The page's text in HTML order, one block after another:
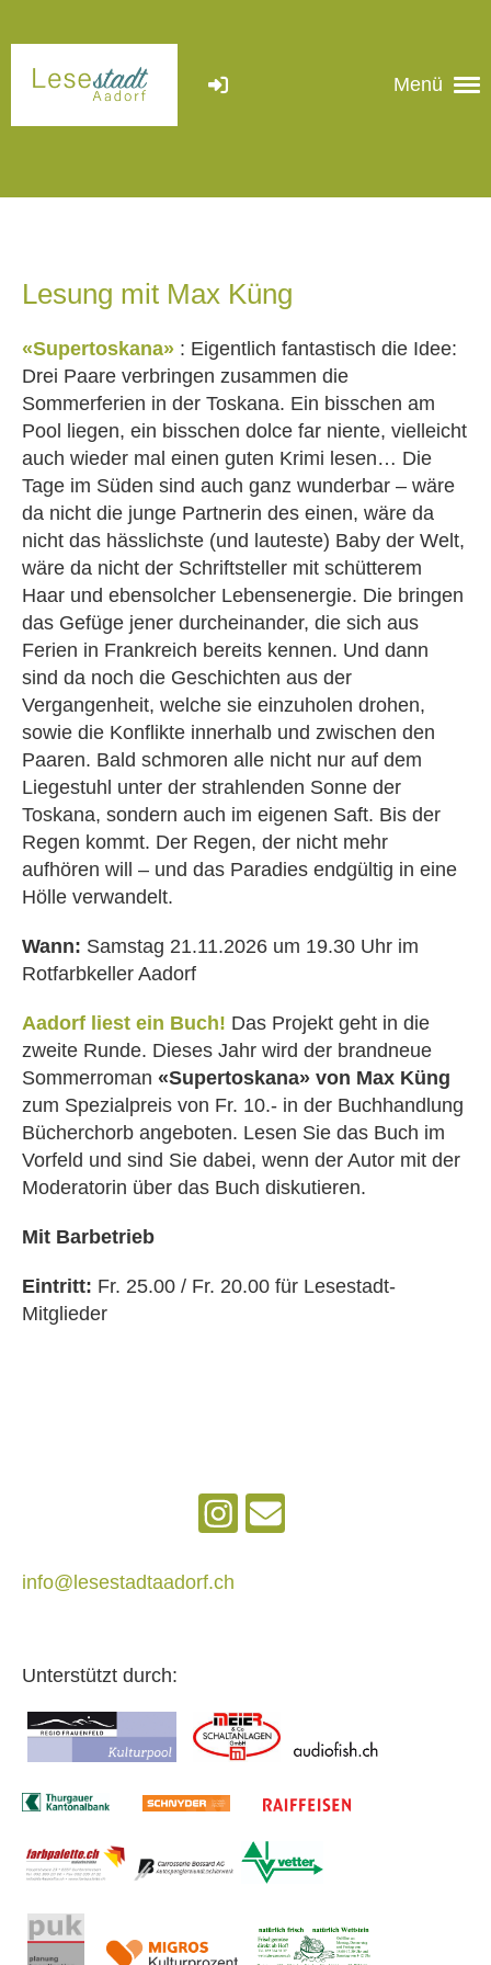
Menü
Lesung mit Max Küng
«Supertoskana» : Eigentlich fantastisch die Idee:
Drei Paare verbringen zusammen die
Sommerferien in der Toskana. Ein bisschen am
Pool liegen, ein bisschen dolce far niente, vielleicht
auch wieder mal einen guten Krimi lesen… Die
Tage im Süden sind auch ganz wunderbar – wäre
da nicht die junge Partnerin des einen, wäre da
nicht das hässlichste (und lauteste) Baby der Welt,
wäre da nicht der Schriftsteller mit schütterem
Haar und ebensolcher Lebensenergie. Die bringen
das Gefüge jener durcheinander, die sich aus
Ferien in Frankreich bereits kennen. Und dann
sind da noch die Geschichten aus der
Vergangenheit, welche sie einzuholen drohen,
sowie die Konflikte innerhalb und zwischen den
Paaren. Bald schmoren alle nicht nur auf dem
Liegestuhl unter der strahlenden Sonne der
Toskana, sondern auch im eigenen Saft. Bis der
Regen kommt. Der Regen, der nicht mehr
aufhören will – und das Paradies endgültig in eine
Hölle verwandelt.
Wann: Samstag 21.11.2026 um 19.30 Uhr im
Rotfarbkeller Aadorf
Aadorf liest ein Buch! Das Projekt geht in die
zweite Runde. Dieses Jahr wird der brandneue
Sommerroman «Supertoskana» von Max Küng
zum Spezialpreis von Fr. 10.- in der Buchhandlung
Bücherchorb angeboten. Lesen Sie das Buch im
Vorfeld und sind Sie dabei, wenn der Autor mit der
Moderatorin über das Buch diskutieren.
Mit Barbetrieb
Eintritt: Fr. 25.00 / Fr. 20.00 für Lesestadt-
Mitglieder
info@lesestadtaadorf.ch
Unterstützt durch: